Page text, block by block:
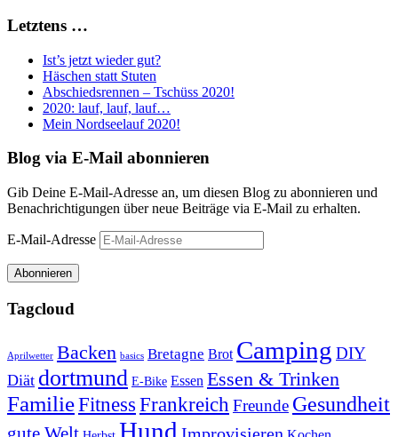
Letztens …
Ist’s jetzt wieder gut?
Häschen statt Stuten
Abschiedsrennen – Tschüss 2020!
2020: lauf, lauf, lauf…
Mein Nordseelauf 2020!
Blog via E-Mail abonnieren
Gib Deine E-Mail-Adresse an, um diesen Blog zu abonnieren und
Benachrichtigungen über neue Beiträge via E-Mail zu erhalten.
E-Mail-Adresse
Abonnieren
Tagcloud
Aprilwetter Backen basics Bretagne Brot Camping DIY
Diät dortmund E-Bike Essen Essen & Trinken
FamilieFitness Frankreich Freunde Gesundheit
Hund Improvisieren